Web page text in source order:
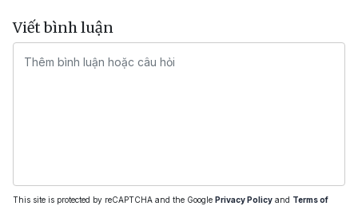
Viết bình luận
This site is protected by reCAPTCHA and the Google Privacy Policy and Terms of